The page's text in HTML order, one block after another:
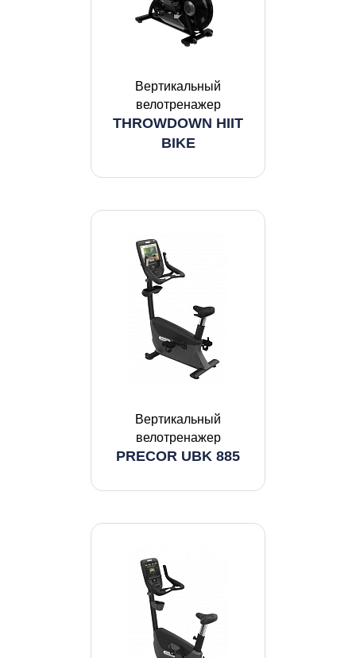
Вертикальный
велотренажер
THROWDOWN HIIT
BIKE
Вертикальный
велотренажер
PRECOR UBK 885